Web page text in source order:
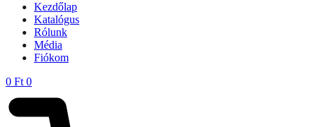
Kezdőlap
Katalógus
Rólunk
Média
Fiókom
0 Ft 0